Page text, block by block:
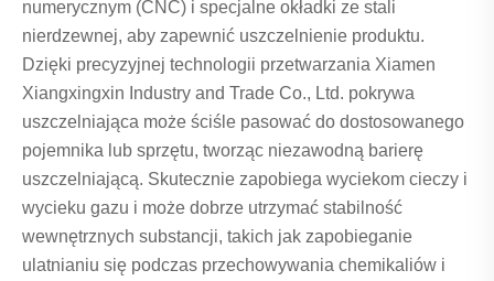
numerycznym (CNC) i specjalne okładki ze stali
nierdzewnej, aby zapewnić uszczelnienie produktu.
Dzięki precyzyjnej technologii przetwarzania Xiamen
Xiangxingxin Industry and Trade Co., Ltd. pokrywa
uszczelniająca może ściśle pasować do dostosowanego
pojemnika lub sprzętu, tworząc niezawodną barierę
uszczelniającą. Skutecznie zapobiega wyciekom cieczy i
wycieku gazu i może dobrze utrzymać stabilność
wewnętrznych substancji, takich jak zapobieganie
ulatnianiu się podczas przechowywania chemikaliów i